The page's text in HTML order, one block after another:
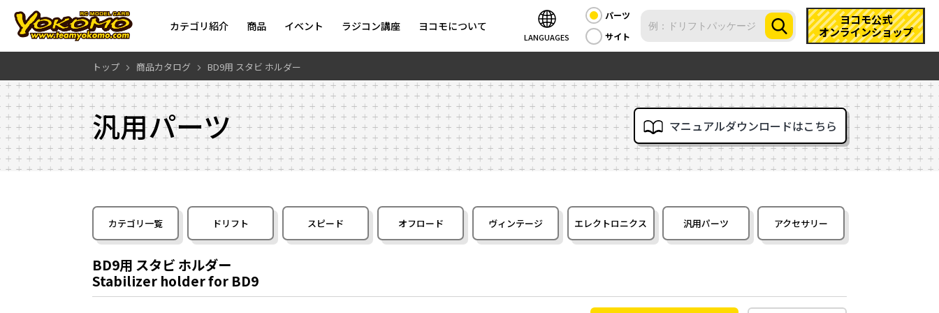
カテゴリ紹介 商品 イベント ラジコン講座 ヨコモについて
LANGUAGES
パーツ
サイト
ヨコモ公式
オンラインショップ
トップ 商品カタログ BD9用 スタビ ホルダー
汎用パーツ マニュアルダウンロードはこちら
カテゴリ一覧 ドリフト スピード オフロード ヴィンテージ エレクトロニクス 汎用パーツ アクセサリー
BD9用 スタビ ホルダー
Stabilizer holder for BD9